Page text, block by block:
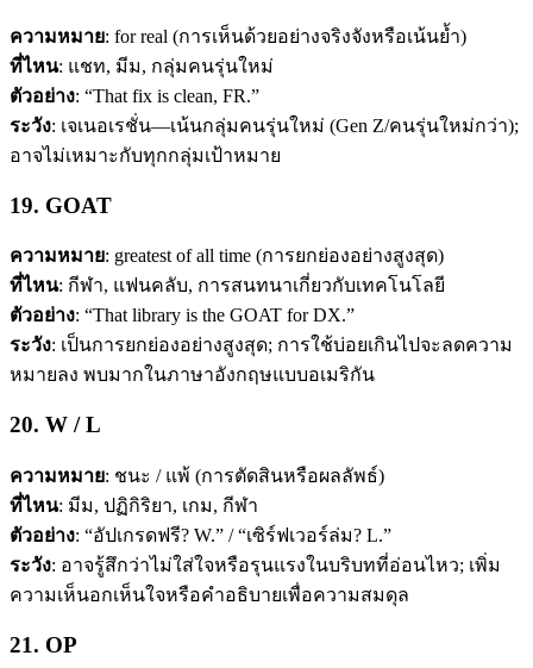
ความหมาย: for real (การเห็นด้วยอย่างจริงจังหรือเน้นย้ำ)
ที่ไหน: แชท, มีม, กลุ่มคนรุ่นใหม่
ตัวอย่าง: “That fix is clean, FR.”
ระวัง: เจเนอเรชั่น—เน้นกลุ่มคนรุ่นใหม่ (Gen Z/คนรุ่นใหม่กว่า);
อาจไม่เหมาะกับทุกกลุ่มเป้าหมาย
19. GOAT
ความหมาย: greatest of all time (การยกย่องอย่างสูงสุด)
ที่ไหน: กีฬา, แฟนคลับ, การสนทนาเกี่ยวกับเทคโนโลยี
ตัวอย่าง: “That library is the GOAT for DX.”
ระวัง: เป็นการยกย่องอย่างสูงสุด; การใช้บ่อยเกินไปจะลดความ
หมายลง พบมากในภาษาอังกฤษแบบอเมริกัน
20. W / L
ความหมาย: ชนะ / แพ้ (การตัดสินหรือผลลัพธ์)
ที่ไหน: มีม, ปฏิกิริยา, เกม, กีฬา
ตัวอย่าง: “อัปเกรดฟรี? W.” / “เซิร์ฟเวอร์ล่ม? L.”
ระวัง: อาจรู้สึกว่าไม่ใส่ใจหรือรุนแรงในบริบทที่อ่อนไหว; เพิ่ม
ความเห็นอกเห็นใจหรือคำอธิบายเพื่อความสมดุล
21. OP